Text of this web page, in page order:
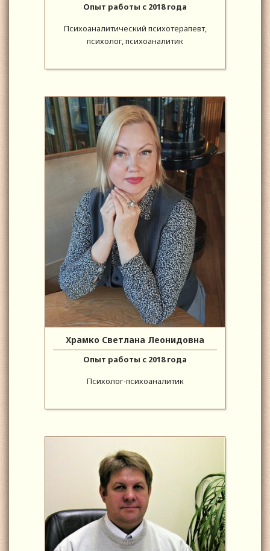
Опыт работы с 2018 года
Психоаналитический психотерапевт,
психолог, психоаналитик
Храмко Светлана Леонидовна
Опыт работы с 2018 года
Психолог-психоаналитик